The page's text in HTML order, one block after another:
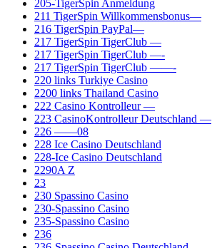
205-TigerSpin Anmeldung
211 TigerSpin Willkommensbonus—
216 TigerSpin PayPal—
217 TigerSpin TigerClub —
217 TigerSpin TigerClub —-
217 TigerSpin TigerClub ——-
220 links Turkiye Casino
2200 links Thailand Casino
222 Casino Kontrolleur —
223 CasinoKontrolleur Deutschland —
226 ——08
228 Ice Casino Deutschland
228-Ice Casino Deutschland
2290A Z
23
230 Spassino Casino
230-Spassino Casino
235-Spassino Casino
236